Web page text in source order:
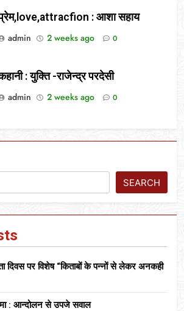
: आशा सहाय
admin
2 weeks ago 0
: युक्ति -राजेन्द्र परदेसी
admin
2 weeks ago 0
SEARCH
दिवस पर विशेष “किताबों के पन्नों से लेकर अनकही
: आन्दोलन से उपजे सवाल